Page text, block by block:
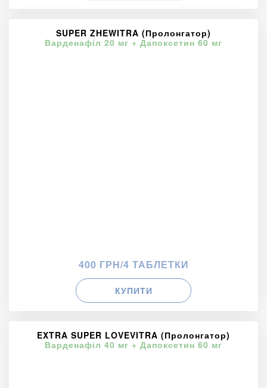
SUPER ZHEWITRA (Пролонгатор)
Варденафіл 20 мг + Дапоксетин 60 мг
400 ГРН/4 ТАБЛЕТКИ
КУПИТИ
EXTRA SUPER LOVEVITRA (Пролонгатор)
Варденафіл 40 мг + Дапоксетин 60 мг